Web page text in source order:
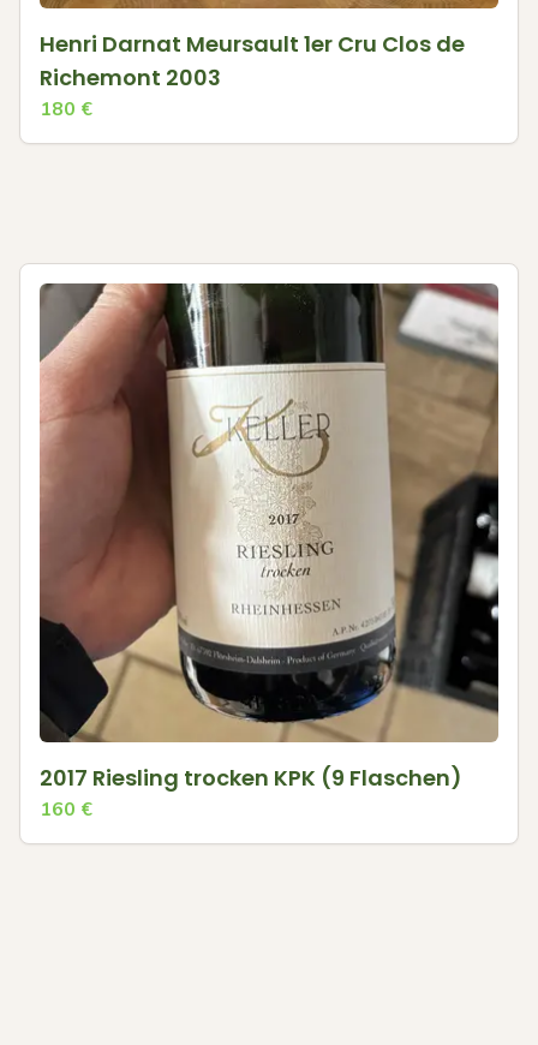
Henri Darnat Meursault 1er Cru Clos de
Richemont 2003
180 €
2017 Riesling trocken KPK (9 Flaschen)
160 €